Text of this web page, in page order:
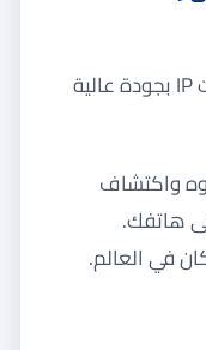
ومن جهة أخرى، نوفر أحدث كاميرات IP بجودة عالية
واكتشاف
هاتفك.
في العالم.